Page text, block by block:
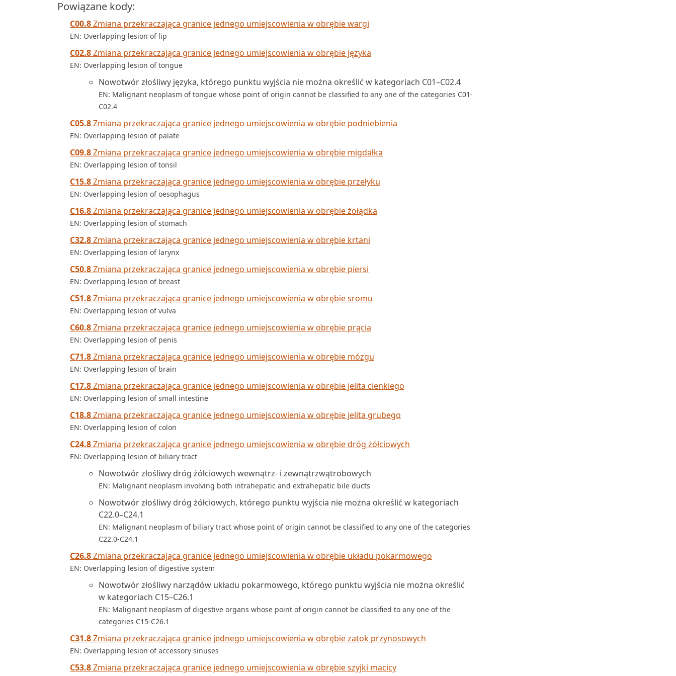
Powiązane kody:
C00.8Zmiana przekraczająca granice jednego umiejscowienia w obrębie wargi
EN: Overlapping lesion of lip
C02.8Zmiana przekraczająca granice jednego umiejscowienia w obrębie języka
EN: Overlapping lesion of tongue
Nowotwór złośliwy języka, którego punktu wyjścia nie można określić w kategoriach C01–C02.4
EN: Malignant neoplasm of tongue whose point of origin cannot be classified to any one of the categories C01-
C02.4
C05.8Zmiana przekraczająca granice jednego umiejscowienia w obrębie podniebienia
EN: Overlapping lesion of palate
C09.8Zmiana przekraczająca granice jednego umiejscowienia w obrębie migdałka
EN: Overlapping lesion of tonsil
C15.8Zmiana przekraczająca granice jednego umiejscowienia w obrębie przełyku
EN: Overlapping lesion of oesophagus
C16.8Zmiana przekraczająca granice jednego umiejscowienia w obrębie żołądka
EN: Overlapping lesion of stomach
C32.8Zmiana przekraczająca granice jednego umiejscowienia w obrębie krtani
EN: Overlapping lesion of larynx
C50.8Zmiana przekraczająca granice jednego umiejscowienia w obrębie piersi
EN: Overlapping lesion of breast
C51.8Zmiana przekraczająca granice jednego umiejscowienia w obrębie sromu
EN: Overlapping lesion of vulva
C60.8Zmiana przekraczająca granice jednego umiejscowienia w obrębie prącia
EN: Overlapping lesion of penis
C71.8Zmiana przekraczająca granice jednego umiejscowienia w obrębie mózgu
EN: Overlapping lesion of brain
C17.8Zmiana przekraczająca granice jednego umiejscowienia w obrębie jelita cienkiego
EN: Overlapping lesion of small intestine
C18.8Zmiana przekraczająca granice jednego umiejscowienia w obrębie jelita grubego
EN: Overlapping lesion of colon
C24.8Zmiana przekraczająca granice jednego umiejscowienia w obrębie dróg żółciowych
EN: Overlapping lesion of biliary tract
Nowotwór złośliwy dróg żółciowych wewnątrz- i zewnątrzwątrobowych
EN: Malignant neoplasm involving both intrahepatic and extrahepatic bile ducts
Nowotwór złośliwy dróg żółciowych, którego punktu wyjścia nie można określić w kategoriach
C22.0–C24.1
EN: Malignant neoplasm of biliary tract whose point of origin cannot be classified to any one of the categories
C22.0-C24.1
C26.8Zmiana przekraczająca granice jednego umiejscowienia w obrębie układu pokarmowego
EN: Overlapping lesion of digestive system
Nowotwór złośliwy narządów układu pokarmowego, którego punktu wyjścia nie można określić
w kategoriach C15–C26.1
EN: Malignant neoplasm of digestive organs whose point of origin cannot be classified to any one of the
categories C15-C26.1
C31.8Zmiana przekraczająca granice jednego umiejscowienia w obrębie zatok przynosowych
EN: Overlapping lesion of accessory sinuses
C53.8Zmiana przekraczająca granice jednego umiejscowienia w obrębie szyjki macicy